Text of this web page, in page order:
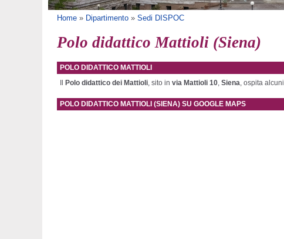
Tu sei qui
Home » Dipartimento » Sedi DISPOC
Polo didattico Mattioli (Siena)
POLO DIDATTICO MATTIOLI
Il Polo didattico dei Mattioli , sito in via Mattioli 10 Siena , ospita alcuni
POLO DIDATTICO MATTIOLI (SIENA) SU GOOGLE MAPS